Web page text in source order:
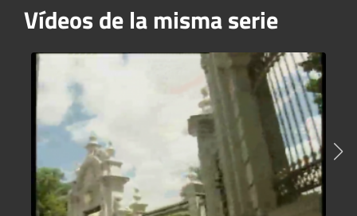
Vídeos de la misma serie